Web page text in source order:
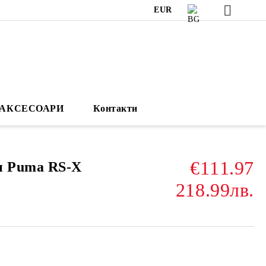
EUR
АКСЕСОАРИ Контакти
RS-X
€111.97
218.99лв.